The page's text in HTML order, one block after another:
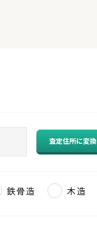
査定住所に変換
鉄骨造 木造